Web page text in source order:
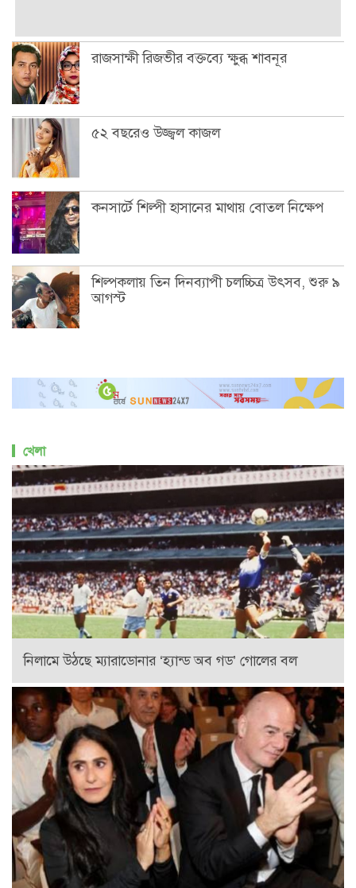
রাজসাক্ষী রিজভীর বক্তব্যে ক্ষুব্ধ শাবনূর
৫২ বছরেও উজ্জ্বল কাজল
কনসার্টে শিল্পী হাসানের মাথায় বোতল নিক্ষেপ
শিল্পকলায় তিন দিনব্যাপী চলচ্চিত্র উৎসব, শুরু ৯
আগস্ট
খেলা
নিলামে উঠছে ম্যারাডোনার ‘হ্যান্ড অব গড’ গোলের বল